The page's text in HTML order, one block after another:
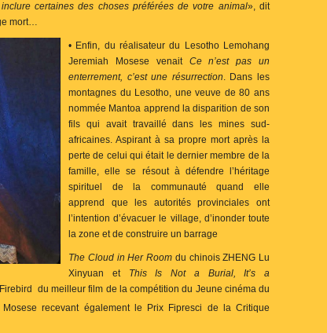
certaines des choses préférées de votre animal», dit
mort…
• Enfin, du réalisateur du Lesotho Lemohang
Jeremiah Mosese venait Ce n’est pas un
enterrement, c’est une résurrection. Dans les
montagnes du Lesotho, une veuve de 80 ans
nommée Mantoa apprend la disparition de son
fils qui avait travaillé dans les mines sud-
africaines. Aspirant à sa propre mort après la
perte de celui qui était le dernier membre de la
famille, elle se résout à défendre l’héritage
spirituel de la communauté quand elle
apprend que les autorités provinciales ont
l’intention d’évacuer le village, d’inonder toute
la zone et de construire un barrage
The Cloud in Her Room du chinoisZHENG Lu
Xinyuan et
This Is Not a Burial, It’s a
du meilleur film de la compétition du Jeune cinéma du
Mosese recevant également le Prix Fipresci de la Critique